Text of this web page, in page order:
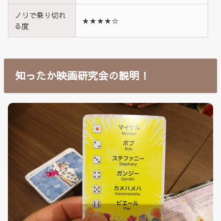
ノリで乗り切れ
る度
★★★★☆
知ったか映画研究会の説明！